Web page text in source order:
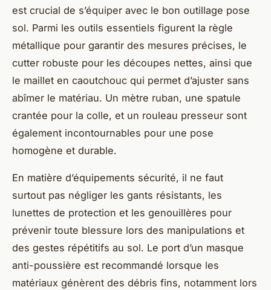
est crucial de s’équiper avec le bon outillage pose
sol. Parmi les outils essentiels figurent la règle
métallique pour garantir des mesures précises, le
cutter robuste pour les découpes nettes, ainsi que
le maillet en caoutchouc qui permet d’ajuster sans
abîmer le matériau. Un mètre ruban, une spatule
crantée pour la colle, et un rouleau presseur sont
également incontournables pour une pose
homogène et durable.
En matière d’équipements sécurité, il ne faut
surtout pas négliger les gants résistants, les
lunettes de protection et les genouillères pour
prévenir toute blessure lors des manipulations et
des gestes répétitifs au sol. Le port d’un masque
anti-poussière est recommandé lorsque les
matériaux génèrent des débris fins, notamment lors